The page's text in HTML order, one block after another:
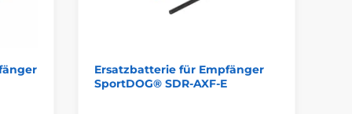
Ersatzbatterie für Empfänger
SportDOG® SDR-AXF-E